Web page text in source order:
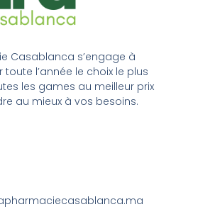
Casablanca s’engage à
l’année le choix le plus
les games au meilleur prix
au mieux à vos besoins.